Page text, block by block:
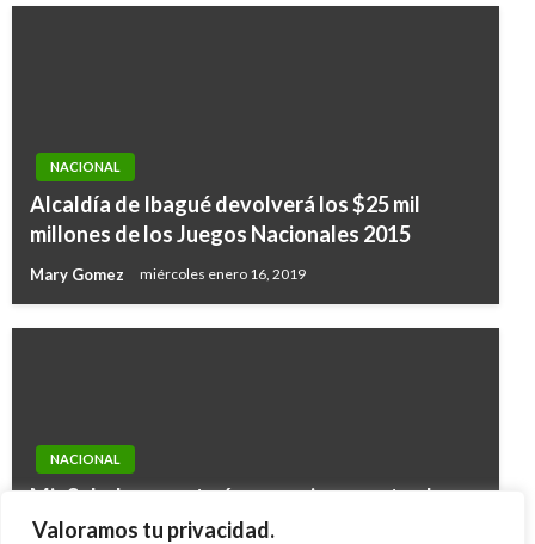
Valoramos tu privacidad.
NACIONAL
Alcaldía de Ibagué devolverá los $25 mil
millones de los Juegos Nacionales 2015
Mary Gomez miércoles enero 16, 2019
NACIONAL
MinSalud y secretarías reaccionaron tarde
ante la expansión del chikunguña: Defensoría